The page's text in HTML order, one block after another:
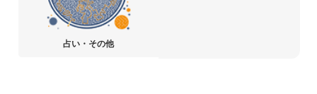
占い・その他